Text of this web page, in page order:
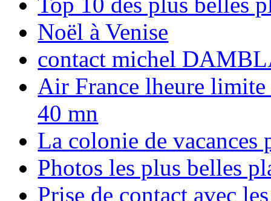
Noël à Venise
contact michel
Air France lheure limite
40 mn
La colonie de vacances
Photos les plus belles
Prise de contact avec